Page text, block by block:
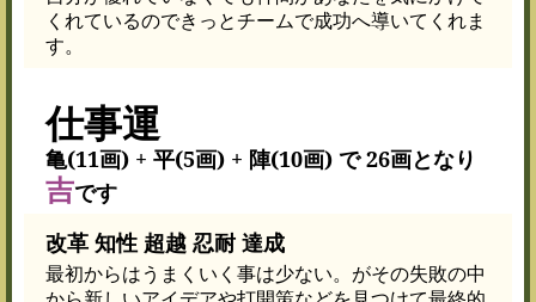
くれているのできっとチームで成功へ導いてくれま
す。
仕事運
亀(11画) + 平(5画) + 陣(10画) で 26画となり
吉です
改革 知性 超越 忍耐 達成
最初からはうまくいく事は少ない。がその失敗の中